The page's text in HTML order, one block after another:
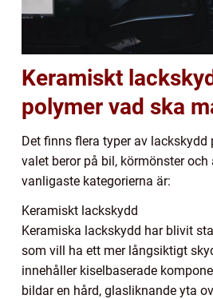
Keramiskt
polymer vad ska
Det finns flera typer av lackskydd
valet beror på bil, körmönster
vanligaste kategorierna är:
Keramiskt lackskydd
Keramiska lackskydd har blivit
som vill ha ett mer långsiktigt
innehåller kiselbaserade
bildar en hård, glasliknande yta